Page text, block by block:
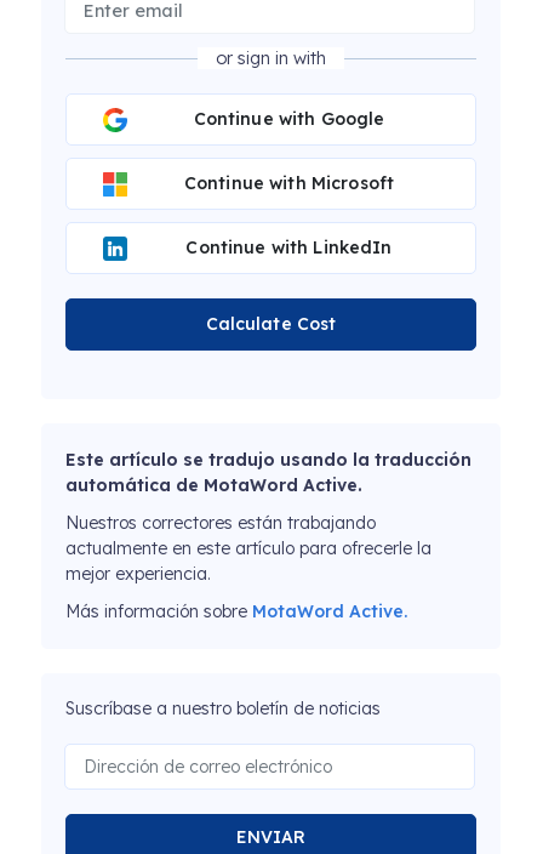
or sign in with
Continue with Google
Continue with Microsoft
Continue with LinkedIn
Calculate Cost
Este artículo se tradujo usando la traducción
automática de MotaWord Active.
Nuestros correctores están trabajando
actualmente en este artículo para ofrecerle la
mejor experiencia.
Más información sobre MotaWord Active.
Suscríbase a nuestro boletín de noticias
ENVIAR